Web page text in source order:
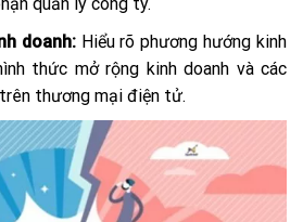
doanh:Hiểu rõ phương hướng kinh
thức mở rộng kinh doanh và các
thương mại điện tử.